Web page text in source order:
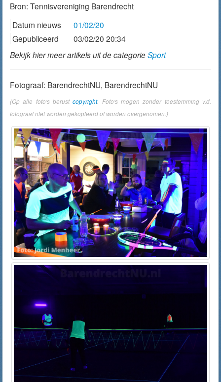
Bron: Tennisvereniging Barendrecht
Datum nieuws
01/02/20
Gepubliceerd
03/02/20 20:34
Bekijk hier meer artikels uit de categorieSport
Fotograaf: BarendrechtNU, BarendrechtNU
(Op alle foto's berustcopyright. Foto's mogen zonder toestemming v.d.
fotograaf niet worden gekopieerd of worden overgenomen.)